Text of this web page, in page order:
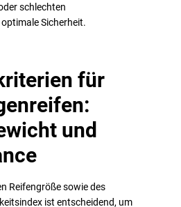
schlechten
Sicherheit.
für
und
Reifengröße sowie des
ist entscheidend, um